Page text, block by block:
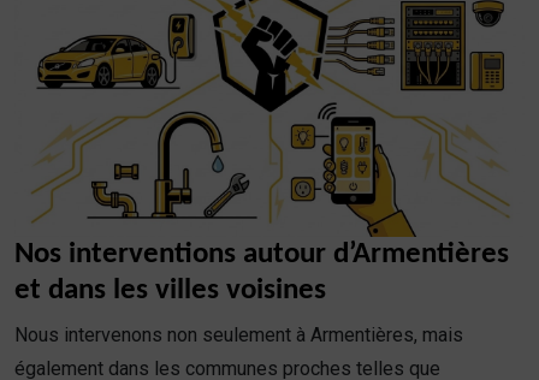
Nos interventions autour d’Armentières
et dans les villes voisines
Nous intervenons non seulement à Armentières, mais
également dans les communes proches telles que